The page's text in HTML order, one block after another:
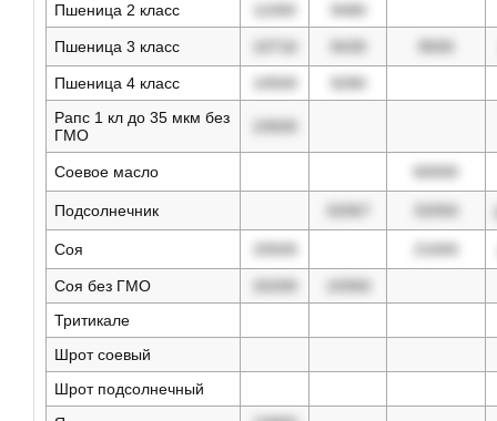
Пшеница 2 класс
11000 9480
Пшеница 3 класс 10716 9430 9500
Пшеница 4 класс 10500
9280
Рапс 1 кл до 35 мкм без
ГМО
23500
Соевое масло 60000
Подсолнечник 32067 32050
Соя 20500 21600
Соя без ГМО 20200
19350
Тритикале
Шрот соевый
Шрот подсолнечный